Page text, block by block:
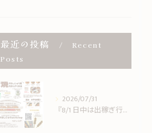
最近の投稿
Recent
Posts
2026/07/31
『8/1 日中は出稼ぎ行ってきますです。